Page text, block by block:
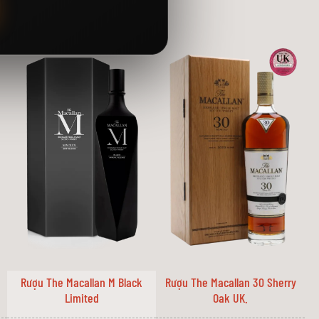
gia vị đến vị ngọt ngào, êm ái và chút hương gỗ sồi tinh tế.
Rượu The Macallan M Black
Limited
Rượu The Macallan 30 Sherry
Oak UK.